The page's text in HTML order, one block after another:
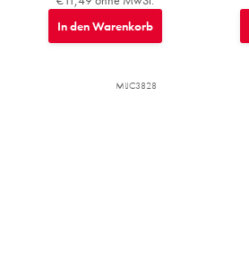
In den Warenkorb
MIJC3828